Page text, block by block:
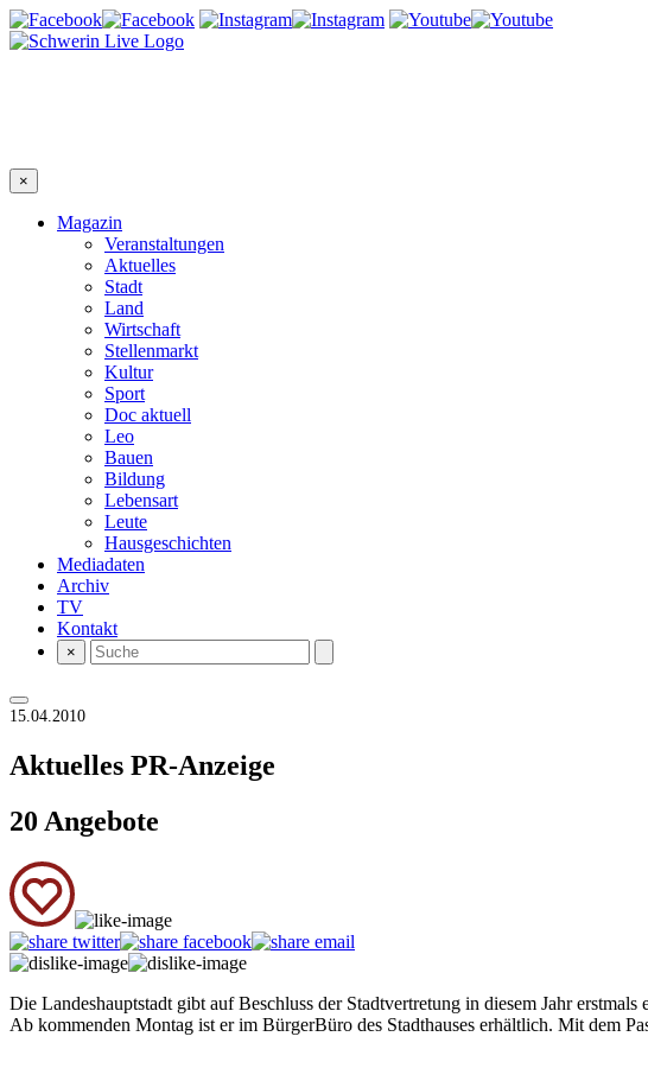
×
Magazin
Veranstaltungen
Aktuelles
Stadt
Land
Wirtschaft
Stellenmarkt
Kultur
Sport
Doc aktuell
Leo
Bauen
Bildung
Lebensart
Leute
Hausgeschichten
Mediadaten
Archiv
TV
Kontakt
×
15.04.2010
Aktuelles PR-Anzeige
20 Angebote
Die Landeshauptstadt gibt auf Beschluss der Stadtvertretung in diesem Jahr
Ab kommenden Montag ist er im BürgerBüro des Stadthauses erhältlich. Mit dem